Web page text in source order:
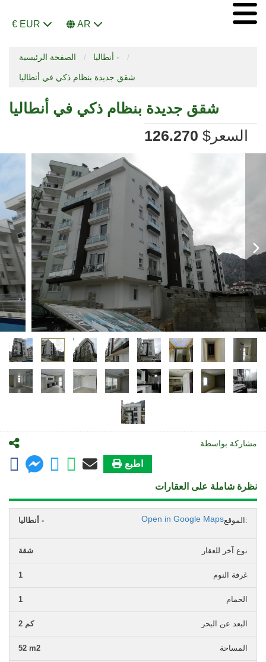
€ EUR AR
الصفحة الرئيسية أنطاليا -
شقق جديدة بنظام ذكي في أنطاليا
شقق جديدة بنظام ذكي في أنطاليا
السعر
126.270 $
مشاركة بواسطة
اطبع
نظرة شاملة على العقارات
الموقع: أنطاليا - Open in Google Maps
نوع آخر للعقار شقة
غرفة النوم 1
الحمام 1
البعد عن البحر 2 كم
المساحة 52 m2